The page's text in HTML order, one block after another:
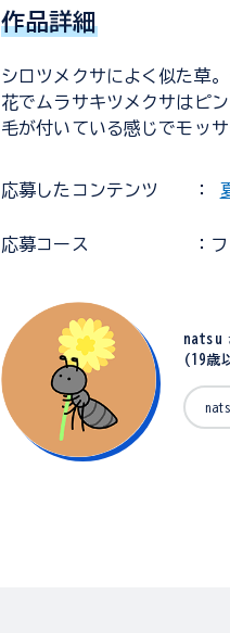
作品詳細
シロツメクサによく似た草
花でムラサキツメクサはピ
毛が付いている感じでモッ
応募した コンテンツ ：
応募コース ：
natsu
(19歳